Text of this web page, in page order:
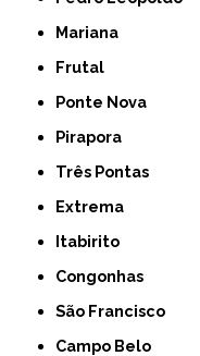
Mariana
Frutal
Ponte Nova
Pirapora
Três Pontas
Extrema
Itabirito
Congonhas
São Francisco
Campo Belo